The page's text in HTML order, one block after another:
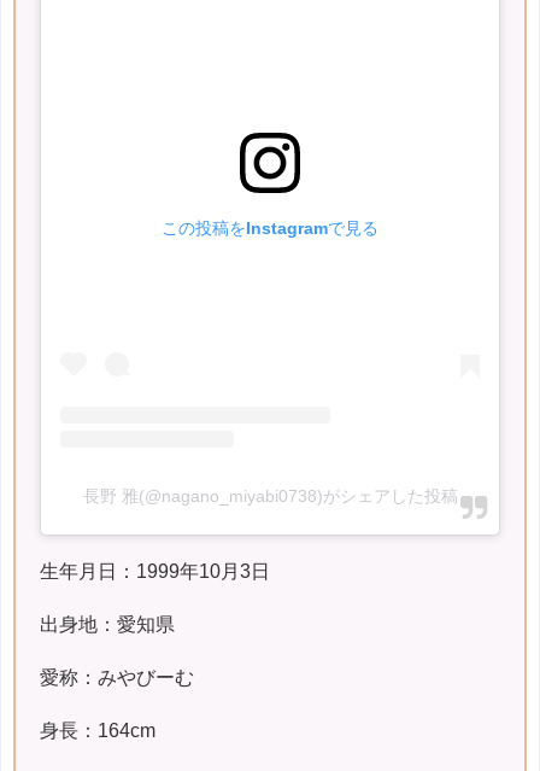
この投稿をInstagramで見る
長野 雅(@nagano_miyabi0738)がシェアした投稿
生年月日：1999年10月3日
出身地：愛知県
愛称：みやびーむ
身長：164cm